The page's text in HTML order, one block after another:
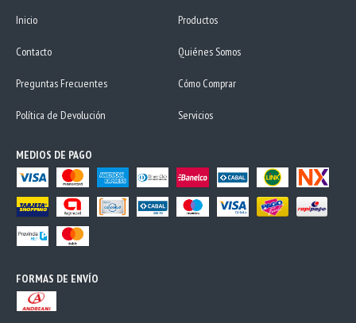
Inicio
Productos
Contacto Quiénes Somos
Preguntas Frecuentes Cómo Comprar
Política de Devolución Servicios
MEDIOS DE PAGO
FORMAS DE ENVÍO